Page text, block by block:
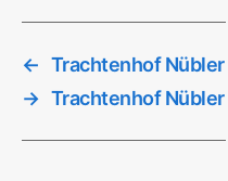
← Trachtenhof Nübler
→ Trachtenhof Nübler